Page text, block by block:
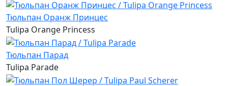
Тюльпан Оранж Принцес
Tulipa Orange Princess
Тюльпан Парад
Tulipa Parade